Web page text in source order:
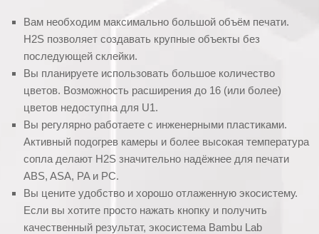
Вам необходим максимально большой объём печати.
H2S позволяет создавать крупные объекты без
последующей склейки.
Вы планируете использовать большое количество
цветов. Возможность расширения до 16 (или более)
цветов недоступна для U1.
Вы регулярно работаете с инженерными пластиками.
Активный подогрев камеры и более высокая температура
сопла делают H2S значительно надёжнее для печати
ABS, ASA, PA и PC.
Вы цените удобство и хорошо отлаженную экосистему.
Если вы хотите просто нажать кнопку и получить
качественный результат, экосистема Bambu Lab